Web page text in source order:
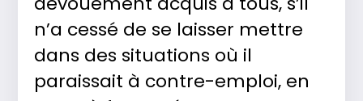
n’a cessé de se laisser mettre
dans des situations où il
paraissait à contre-emploi, en